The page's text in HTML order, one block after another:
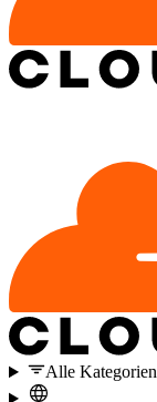
Alle Kategorien